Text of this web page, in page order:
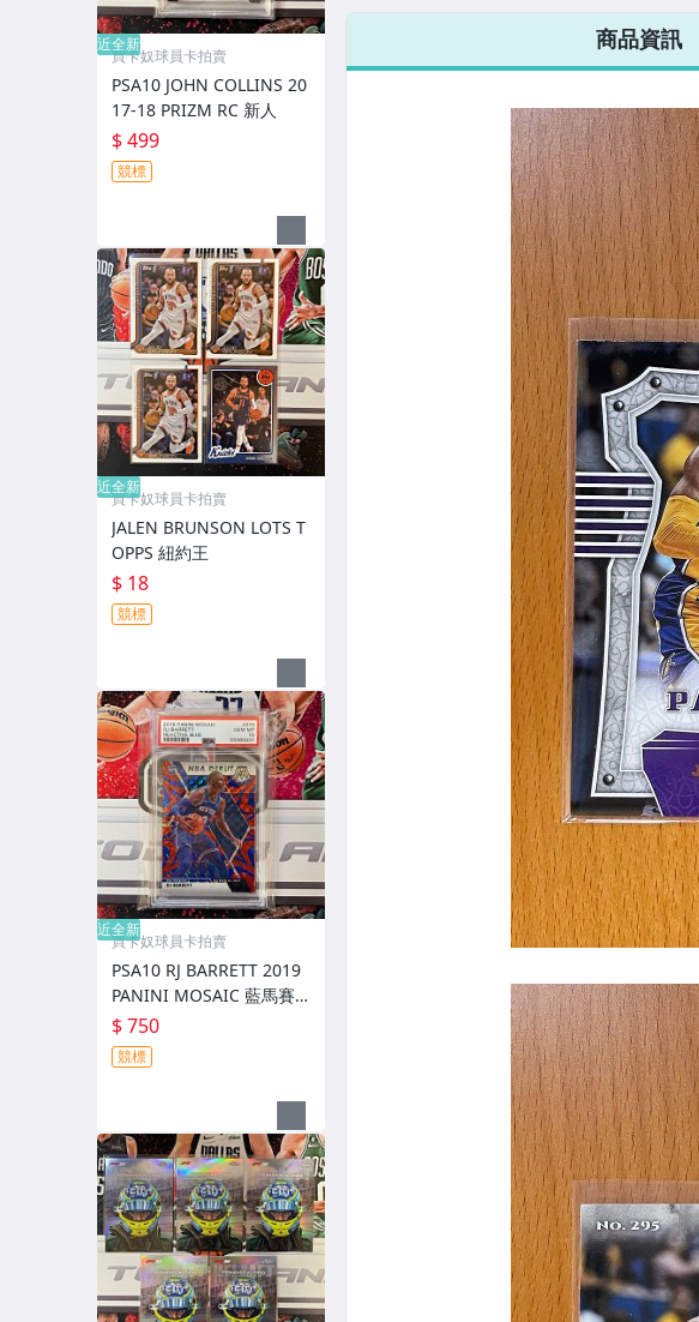
商品資訊
近全新
買卡奴球員卡拍賣
PSA10 JOHN COLLINS 20
17-18 PRIZM RC 新人
$ 499
競標
近全新
買卡奴球員卡拍賣
JALEN BRUNSON LOTS T
OPPS 紐約王
$ 18
競標
近全新
買卡奴球員卡拍賣
PSA10 RJ BARRETT 2019
PANINI MOSAIC 藍馬賽
克亮 RC 新人
$ 750
競標